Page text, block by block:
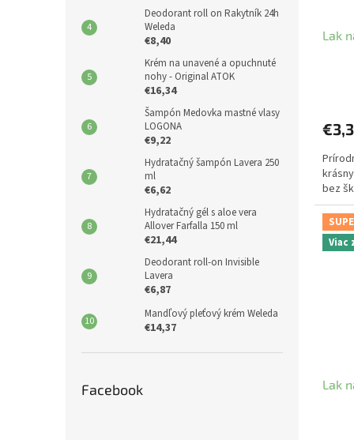
Deodorant roll on Rakytník 24h
Weleda
€8,40
Krém na unavené a opuchnuté
nohy - Original ATOK
€16,34
Šampón Medovka mastné vlasy
LOGONA
€9,22
Hydratačný šampón Lavera 250
ml
€6,62
Hydratačný gél s aloe vera
Allover Farfalla 150 ml
€21,44
Deodorant roll-on Invisible
Lavera
€6,87
Mandľový pleťový krém Weleda
€14,37
Facebook
Lak
bez
Viac
Lak